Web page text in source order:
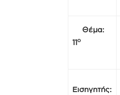
Θέμα:
11ο
Εισηγητής: